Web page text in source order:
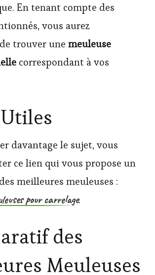
En tenant compte des
vous aurez
trouver une meuleuse
correspondant à vos
davantage le sujet, vous
ce lien qui vous propose un
meilleures meuleuses :
pour carrelage.
des
Meuleuses